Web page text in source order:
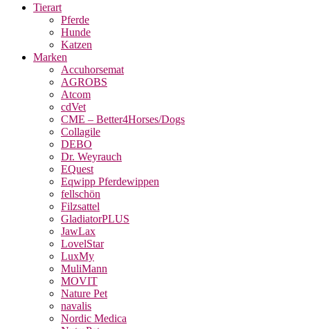
Tierart
Pferde
Hunde
Katzen
Marken
Accuhorsemat
AGROBS
Atcom
cdVet
CME – Better4Horses/Dogs
Collagile
DEBO
Dr. Weyrauch
EQuest
Eqwipp Pferdewippen
fellschön
Filzsattel
GladiatorPLUS
JawLax
LovelStar
LuxMy
MuliMann
MOVIT
Nature Pet
navalis
Nordic Medica